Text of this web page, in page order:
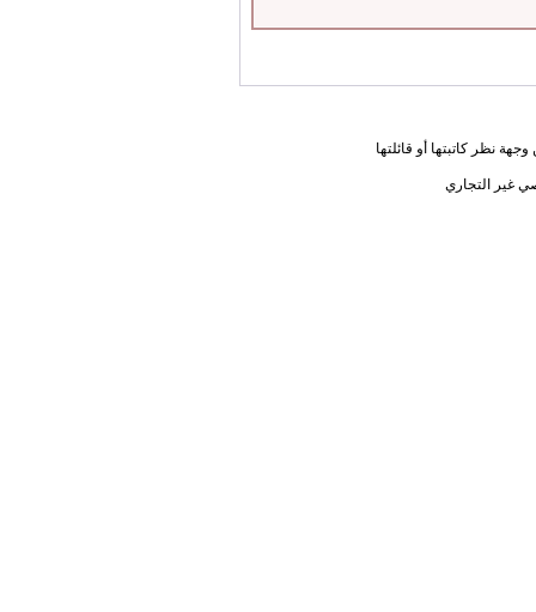
نظر كاتبتها أو قائلتها
غير التجاري